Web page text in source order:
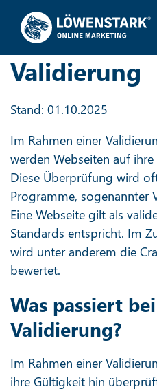
Validierung
Stand: 01.10.2025
Im Rahmen einer
werden Webseiten auf ihre
Diese Überprüfung wird
Programme, sogenannter
Eine Webseite gilt als
Standards entspricht. Im
wird unter anderem die
bewertet.
Was passiert
Validierung?
Im Rahmen einer
ihre Gültigkeit hin